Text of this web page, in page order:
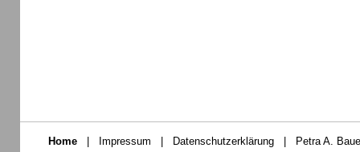
Home | Impressum | Datenschutzerklärung | Petra A.